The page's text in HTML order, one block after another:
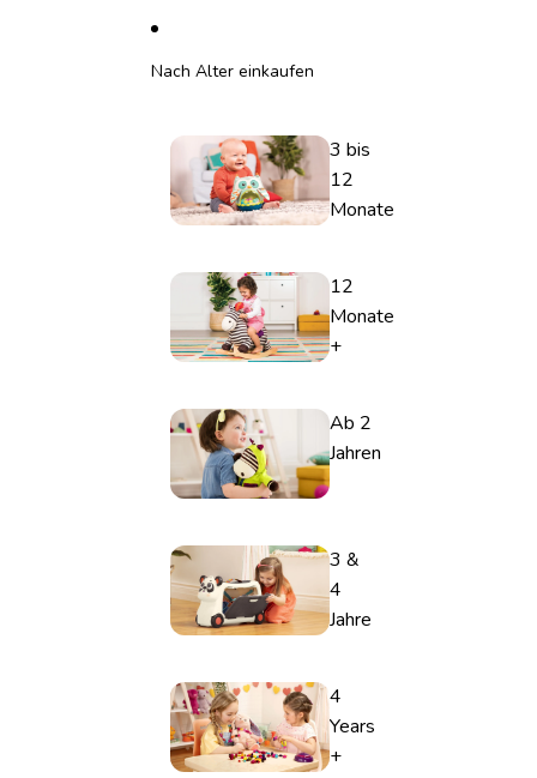
Nach Alter einkaufen
3 bis
12
Monate
12
Monate
+
Ab 2
Jahren
3 &
4
Jahre
4
Years
+